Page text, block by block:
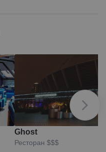
Ghost
Ресторан $$$